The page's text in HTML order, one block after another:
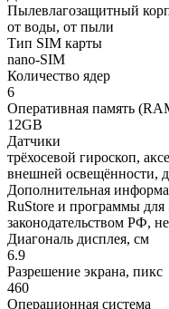
Пылевлагозащитный
от воды, от пыли
Тип SIM карты
nano-SIM
Количество ядер
6
Оперативная память
12GB
Датчики
трёхосевой гироскоп,
внешней освещённости,
Дополнительная
RuStore и программы
законодательством РФ,
Диагональ дисплея, см
6.9
Разрешение экрана, пикс
460
Операционная система